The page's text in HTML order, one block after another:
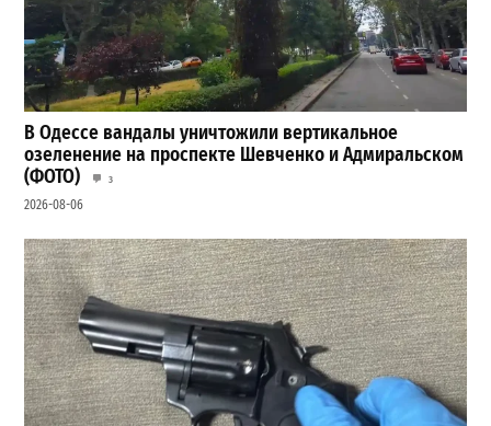
В Одессе вандалы уничтожили вертикальное
озеленение на проспекте Шевченко и Адмиральском
(ФОТО)
3
2026-08-06